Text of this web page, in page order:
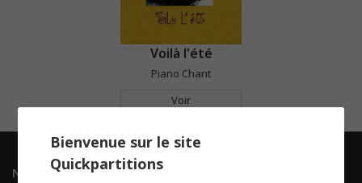
Voilà l'été
Piano Chant
Voir
Navigation
Bienvenue sur le site
Quickpartitions